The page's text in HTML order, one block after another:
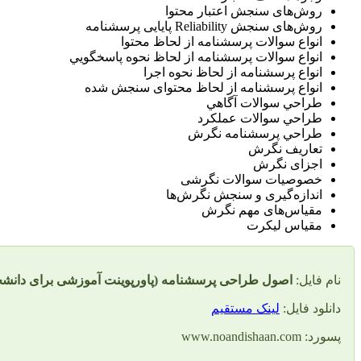
روش‌های سنجش اعتبار محتوا
روش‌های سنجش Reliability پایایی پرسشنامه
انواع سوالات پرسشنامه از لحاظ محتوا
انواع سوالات پرسشنامه از لحاظ نحوه پاسخگويي
انواع پرسشنامه از لحاظ نحوه اجرا
انواع پرسشنامه از لحاظ محتوای سنجش شده
طراحي سوالات آگاهي
طراحي سوالات عملكرد
طراحي پرسشنامه نگرش
تعاريف نگرش
اجزای نگرش
خصوصيات سوالات نگرشی
اندازه‌گيری و سنجش نگرش‌ها
مقياس‌های مهم نگرش
مقياس ليکرت
نام فایل: اصول طراحی پرسشنامه (پاورپوینت آموزشی برای
دانلود فایل: لینک مستقیم
پسورد: www.noandishaan.com